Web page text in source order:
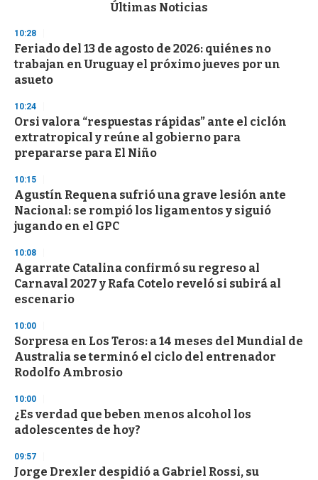
d
s
o
f
3
s
e
c
o
n
d
s
Últimas Noticias
10:28
Feriado del 13 de agosto de 2026: quiénes no
trabajan en Uruguay el próximo jueves por un
asueto
10:24
Orsi valora “respuestas rápidas” ante el ciclón
extratropical y reúne al gobierno para
prepararse para El Niño
10:15
Agustín Requena sufrió una grave lesión ante
Nacional: se rompió los ligamentos y siguió
jugando en el GPC
10:08
Agarrate Catalina confirmó su regreso al
Carnaval 2027 y Rafa Cotelo reveló si subirá al
escenario
10:00
Sorpresa en Los Teros: a 14 meses del Mundial de
Australia se terminó el ciclo del entrenador
Rodolfo Ambrosio
10:00
¿Es verdad que beben menos alcohol los
adolescentes de hoy?
09:57
Jorge Drexler despidió a Gabriel Rossi, su